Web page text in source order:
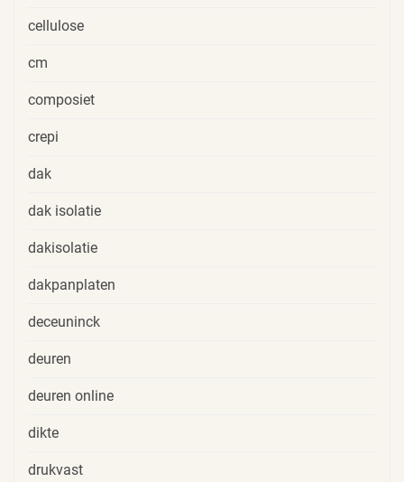
cellulose
cm
composiet
crepi
dak
dak isolatie
dakisolatie
dakpanplaten
deceuninck
deuren
deuren online
dikte
drukvast